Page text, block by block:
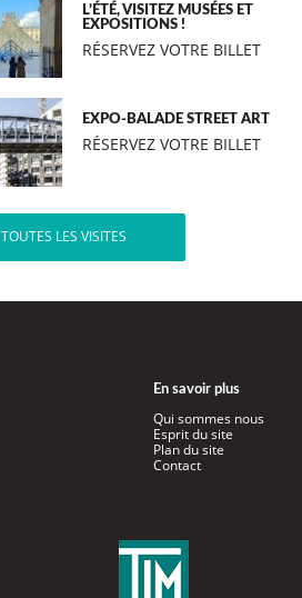
L’ÉTÉ, VISITEZ MUSÉES ET
EXPOSITIONS !
RÉSERVEZ VOTRE BILLET
EXPO-BALADE STREET ART
RÉSERVEZ VOTRE BILLET
TOUTES LES VISITES
En savoir plus
Qui sommes nous
Esprit du site
Plan du site
Contact